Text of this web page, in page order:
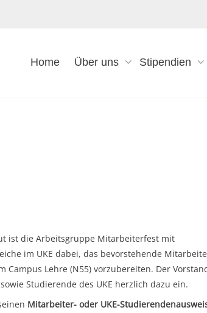
Home Über uns Stipendien
ist die Arbeitsgruppe Mitarbeiterfest mit
im UKE dabei, das bevorstehende
Campus Lehre (N55) vorzubereiten. Der
Studierende des UKE herzlich dazu ein.
Mitarbeiter- oder UKE-